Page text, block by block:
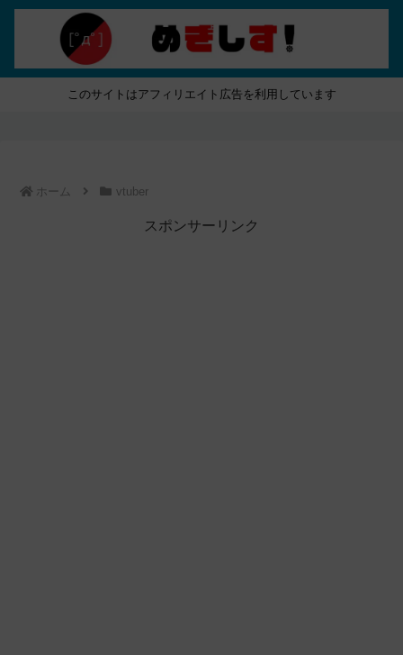
このサイトはアフィリエイト広告を利用しています
ホーム vtuber
スポンサーリンク